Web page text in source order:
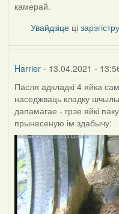
камерай.
Увайдзіце ці
Harrier- 13.04.2021 -
Пасля адкладкі 4 яйка
наседжваць кладку
дапамагае - грэе яйкі
прынесеную ім здабычу: